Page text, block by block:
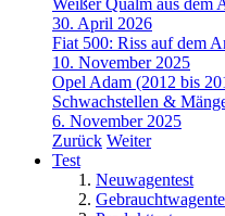
Weißer Qualm aus dem
30. April 2026
Fiat 500: Riss auf dem
10. November 2025
Opel Adam (2012 bis
Schwachstellen &
6. November 2025
Zurück Weiter
Test
Neuwagentest